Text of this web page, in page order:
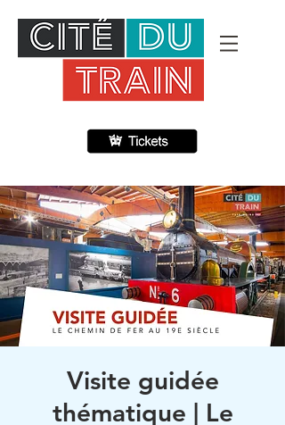
Visite guidée
thématique | Le